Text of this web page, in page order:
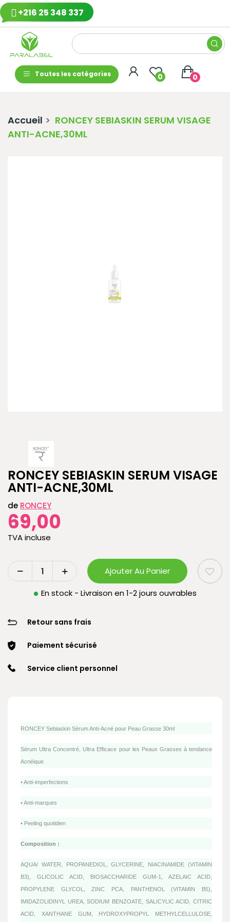
+216 25 348 337
Toutes les catégories 0 0
Accueil
RONCEY SEBIASKIN SERUM VISAGE
ANTI-ACNE,30ML
RONCEY SEBIASKIN SERUM VISAGE
ANTI-ACNE,30ML
de RONCEY
69,00
TVA incluse
Ajouter Au Panier
En stock - Livraison en 1-2 jours ouvrables
Retour sans frais
Paiement sécurisé
Service client personnel
RONCEY Sebiaskin Sérum Anti-Acné pour Peau Grasse 30ml
Sérum Ultra Concentré, Ultra Efficace pour les Peaux Grasses à tendance
Acnéique
• Anti-imperfections
• Anti-marques
• Peeling quotidien
Composition :
AQUA/ WATER, PROPANEDIOL, GLYCERINE, NIACINAMIDE (VITAMIN
B3), GLICOLIC ACID, BIOSACCHARIDE GUM-1, AZELAIC ACID,
PROPYLENE GLYCOL, ZINC PCA, PANTHENOL (VITAMIN B5),
IMIDAZOLIDINYL UREA, SODIUM BENZOATE, SALICYLIC ACID, CITRIC
ACID, XANTHANE GUM, HYDROXYPROPYL METHYLCELLULOSE,